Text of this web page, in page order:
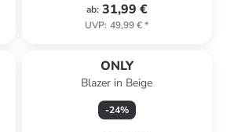
ab: 31,99 €
UVP: 49,99 €*
ONLY
Blazer in Beige
-24%